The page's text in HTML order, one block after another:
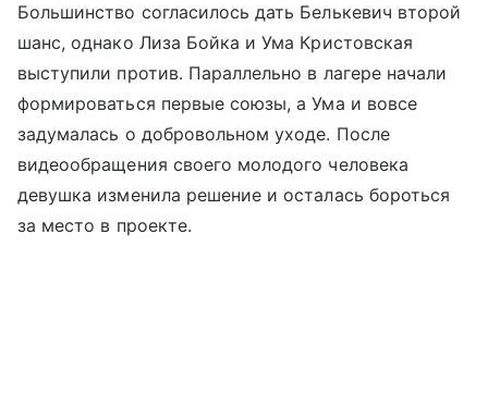
Большинство согласилось дать Белькевич второй
шанс, однако Лиза Бойка и Ума Кристовская
выступили против. Параллельно в лагере начали
формироваться первые союзы, а Ума и вовсе
задумалась о добровольном уходе. После
видеообращения своего молодого человека
девушка изменила решение и осталась бороться
за место в проекте.